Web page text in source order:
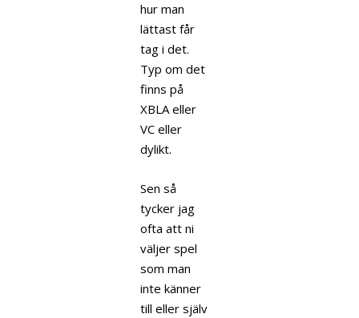
hur man
lättast får
tag i det.
Typ om det
finns på
XBLA eller
VC eller
dylikt.
Sen så
tycker jag
ofta att ni
väljer spel
som man
inte känner
till eller själv